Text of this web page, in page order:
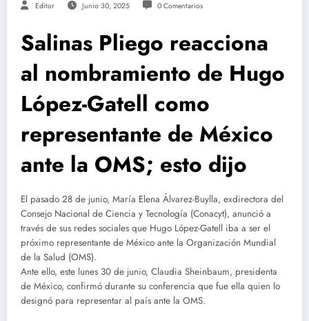
Editor Junio 30, 2025 0 Comentarios
Salinas Pliego reacciona
al nombramiento de Hugo
López-Gatell como
representante de México
ante la OMS; esto dijo
El pasado 28 de junio, María Elena Álvarez-Buylla, exdirectora del
Consejo Nacional de Ciencia y Tecnología (Conacyt), anunció a
través de sus redes sociales que Hugo López-Gatell iba a ser el
próximo representante de México ante la Organización Mundial
de la Salud (OMS).
Ante ello, este lunes 30 de junio, Claudia Sheinbaum, presidenta
de México, confirmó durante su conferencia que fue ella quien lo
designó para representar al país ante la OMS.